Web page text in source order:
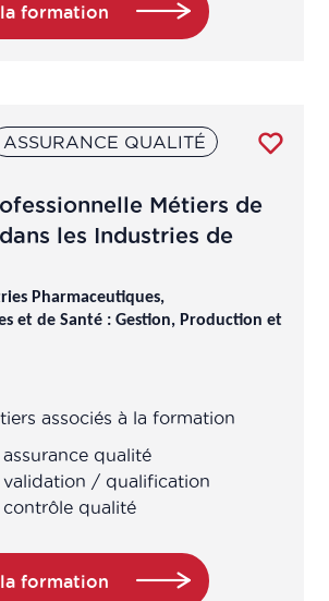
/ prix
législative et
législative et
formation
ASSURANCE QUALITÉ
Métiers de
les Industries de
Pharmaceutiques,
et de Santé : Gestion, Production et
associés à la formation
qualité
validation / qualification
contrôle qualité
formation